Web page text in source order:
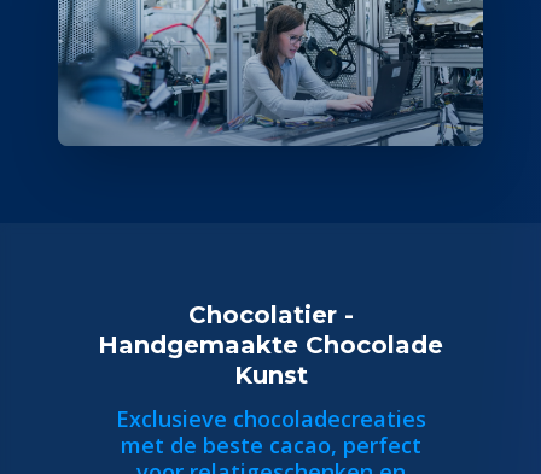
Chocolatier -
Handgemaakte Chocolade
Kunst
Exclusieve chocoladecreaties
met de beste cacao, perfect